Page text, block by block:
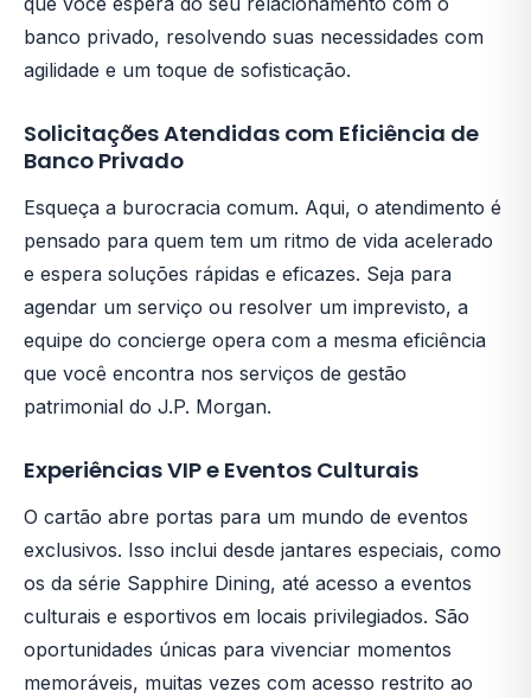
banco privado, resolvendo suas necessidades com
agilidade e um toque de sofisticação.
Solicitações Atendidas com Eficiência de
Banco Privado
Esqueça a burocracia comum. Aqui, o atendimento é
pensado para quem tem um ritmo de vida acelerado
e espera soluções rápidas e eficazes. Seja para
agendar um serviço ou resolver um imprevisto, a
equipe do concierge opera com a mesma eficiência
que você encontra nos serviços de gestão
patrimonial do J.P. Morgan.
Experiências VIP e Eventos Culturais
O cartão abre portas para um mundo de eventos
exclusivos. Isso inclui desde jantares especiais, como
os da série Sapphire Dining, até acesso a eventos
culturais e esportivos em locais privilegiados. São
oportunidades únicas para vivenciar momentos
memoráveis, muitas vezes com acesso restrito ao